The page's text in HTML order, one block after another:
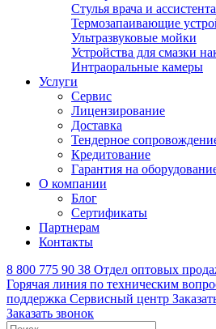
Стулья врача и ассистента
Термозапаивающие
Ультразвуковые мойки
Устройства для смазки
Интраоральные камеры
Услуги
Сервис
Лицензирование
Доставка
Тендерное
Кредитование
Гарантия на
О компании
Блог
Сертификаты
Партнерам
Контакты
8 800 775 90 38 Отдел оптовых
Горячая линия по техническим
поддержка Сервисный центр
Заказать звонок